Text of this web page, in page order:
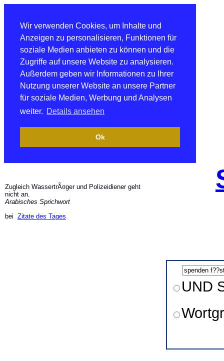
Wir verwenden Cookies, um Inhalte und
Anzeigen zu personalisieren, Funktionen für
soziale Medien anbieten zu können und die
Zugriffe auf unsere Website zu analysieren.
Außerdem geben wir Informationen zu Ihrer
Nutzung unserer Website an unsere Partner
für soziale Medien, Werbung und Analysen
weiter. Details ansehen
Ok
Zugleich WassertrÃ¤ger und Polizeidiener geht
nicht an.
Arabisches Sprichwort
bei Zitate des Tages
UND